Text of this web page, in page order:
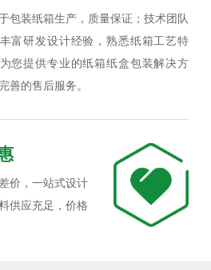
包装纸箱生产，质量保证；技术团队
富研发设计经验，熟悉纸箱工艺特
您提供专业的纸箱纸盒包装解决方
善的售后服务。
价，一站式设计
供应充足，价格